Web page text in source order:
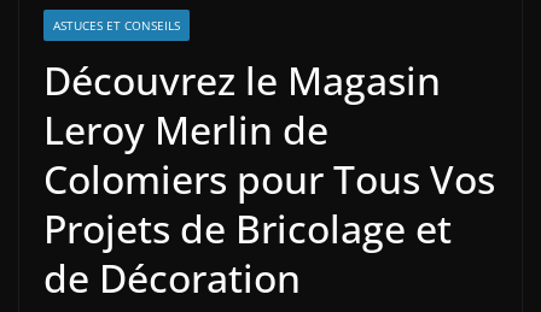
ASTUCES ET CONSEILS
Découvrez le Magasin
Leroy Merlin de
Colomiers pour Tous Vos
Projets de Bricolage et
de Décoration